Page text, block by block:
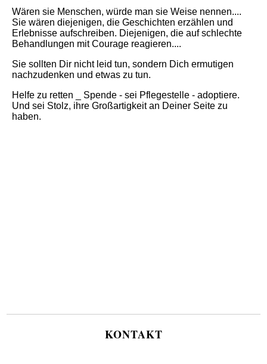
Wären sie Menschen, würde man sie Weise nennen....
Sie wären diejenigen, die Geschichten erzählen und
Erlebnisse aufschreiben. Diejenigen, die auf schlechte
Behandlungen mit Courage reagieren....
Sie sollten Dir nicht leid tun, sondern Dich ermutigen
nachzudenken und etwas zu tun.
Helfe zu retten _ Spende - sei Pflegestelle - adoptiere.
Und sei Stolz, ihre Großartigkeit an Deiner Seite zu
haben.
KONTAKT